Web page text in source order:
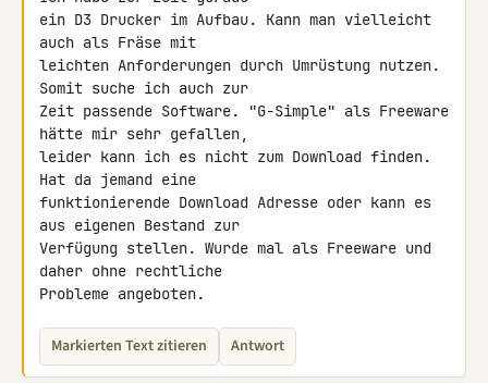
ein D3 Drucker im Aufbau. Kann man vielleicht
auch als Fräse mit
leichten Anforderungen durch Umrüstung nutzen.
Somit suche ich auch zur
Zeit passende Software. "G-Simple" als Freeware
hätte mir sehr gefallen,
leider kann ich es nicht zum Download finden.
Hat da jemand eine
funktionierende Download Adresse oder kann es
aus eigenen Bestand zur
Verfügung stellen. Wurde mal als Freeware und
daher ohne rechtliche
Probleme angeboten.
Markierten Text zitieren Antwort